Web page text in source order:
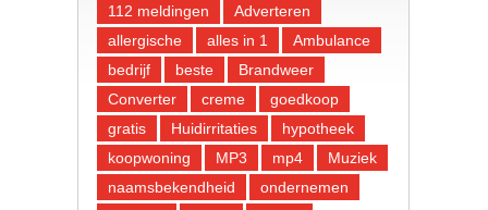
112 meldingen
Adverteren
allergische
alles in 1
Ambulance
bedrijf
beste
Brandweer
Converter
creme
goedkoop
gratis
Huidirritaties
hypotheek
koopwoning
MP3 mp4
Muziek
naamsbekendheid
ondernemen